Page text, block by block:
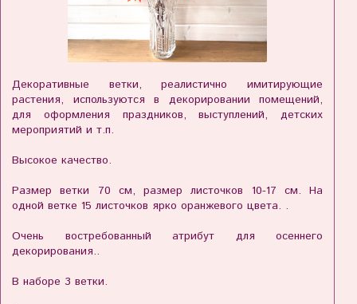
Декоративные ветки, реалистично имитирующие
растения, используются в декорировании помещений,
для оформления праздников, выступлений, детских
мероприятий и т.п.
Высокое качество.
Размер ветки 70 см, размер листочков 10-17 см. На
одной ветке 15 листочков ярко оранжевого цвета. .
Очень востребованный атрибут для осеннего
декорирования..
В наборе 3 ветки.